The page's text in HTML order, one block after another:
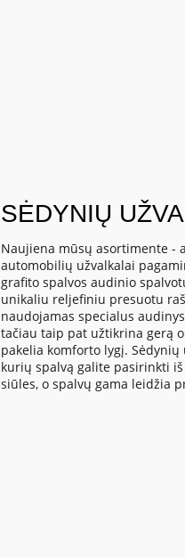
SĖDYNIŲ
Naujiena mūsų asortimente -
automobilių užvalkalai
grafito spalvos audinio
unikaliu reljefiniu presuotu
naudojamas specialus
tačiau taip pat užtikrina gerą
pakelia komforto lygį.
kurių spalvą galite pasirinkti
siūles, o spalvų gama leidžia